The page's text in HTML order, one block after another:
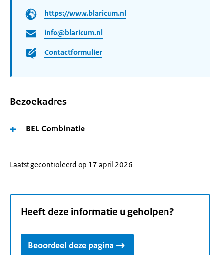
https://www.blaricum.nl
info@blaricum.nl
Contactformulier
Bezoekadres
BEL Combinatie
Laatst gecontroleerd op 17 april 2026
Heeft deze informatie u geholpen?
Beoordeel deze pagina